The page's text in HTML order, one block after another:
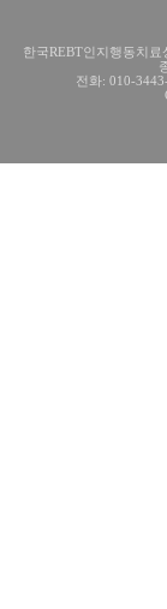
한국REBT인지행동치료
전화: 010-